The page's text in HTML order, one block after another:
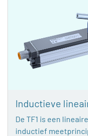
Inductieve
De TF1 is een
inductief